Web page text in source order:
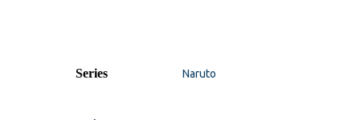
Series Naruto